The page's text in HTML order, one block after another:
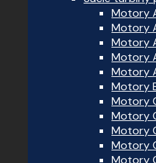
Motory
Motory
Motory
Motory
Motory
Motory
Motory
Motory
Motory
Motory
Motory